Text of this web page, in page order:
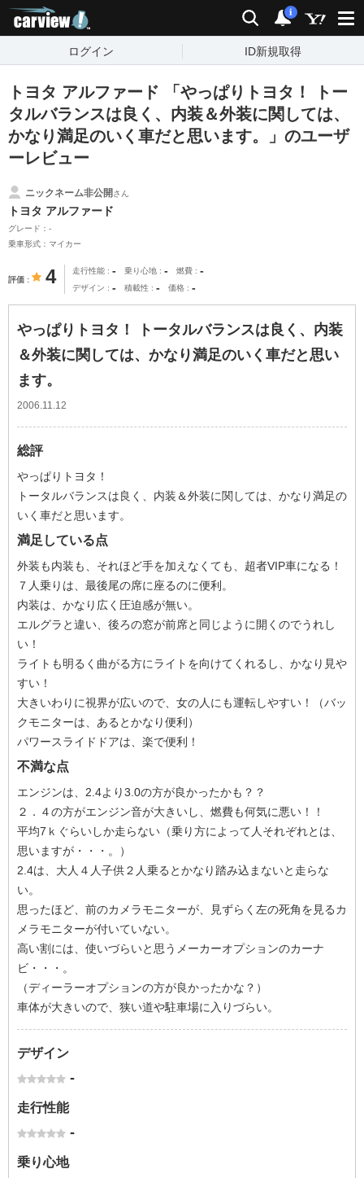
検索 通知
i
ログイン ID新規取得
トヨタ アルファード 「やっぱりトヨタ！ トー
タルバランスは良く、内装＆外装に関しては、
かなり満足のいく車だと思います。」のユーザ
ーレビュー
ニックネーム非公開さん
トヨタ アルファード
グレード：-
乗車形式：マイカー
評価 4 走行性能 - 乗り心地 - 燃費 -
デザイン - 積載性 - 価格 -
やっぱりトヨタ！ トータルバランスは良く、内装
＆外装に関しては、かなり満足のいく車だと思い
ます。
2006.11.12
総評
やっぱりトヨタ！
トータルバランスは良く、内装＆外装に関しては、かなり満足の
いく車だと思います。
満足している点
外装も内装も、それほど手を加えなくても、超者VIP車になる！
７人乗りは、最後尾の席に座るのに便利。
内装は、かなり広く圧迫感が無い。
エルグラと違い、後ろの窓が前席と同じように開くのでうれし
い！
ライトも明るく曲がる方にライトを向けてくれるし、かなり見や
すい！
大きいわりに視界が広いので、女の人にも運転しやすい！（バッ
クモニターは、あるとかなり便利）
パワースライドドアは、楽で便利！
不満な点
エンジンは、2.4より3.0の方が良かったかも？？
２．４の方がエンジン音が大きいし、燃費も何気に悪い！！
平均7ｋぐらいしか走らない（乗り方によって人それぞれとは、
思いますが・・・。）
2.4は、大人４人子供２人乗るとかなり踏み込まないと走らな
い。
思ったほど、前のカメラモニターが、見ずらく左の死角を見るカ
メラモニターが付いていない。
高い割には、使いづらいと思うメーカーオプションのカーナ
ビ・・・。
（ディーラーオプションの方が良かったかな？）
車体が大きいので、狭い道や駐車場に入りづらい。
デザイン
-
走行性能
-
乗り心地